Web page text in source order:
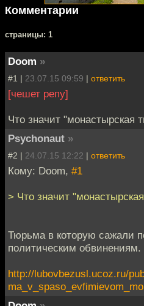
Комментарии
cтраницы: 1
Doom »
#1 | 23.07.15 09:59 | ответить
[чешет репу]
Что значит "монастырская
Psychonaut »
#2 | 24.07.15 12:22 | ответить
Кому: Doom, #1
> Что значит
Тюрьма в которую сажали
политическим обвинениям.
http://lubovbezusl.ucoz.ru/